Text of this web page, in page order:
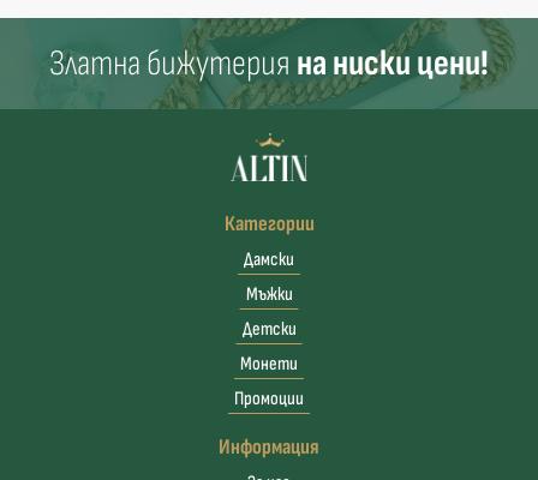
Златна бижутерия на ниски цени!
Категории
Дамски
Мъжки
Детски
Монети
Промоции
Информация